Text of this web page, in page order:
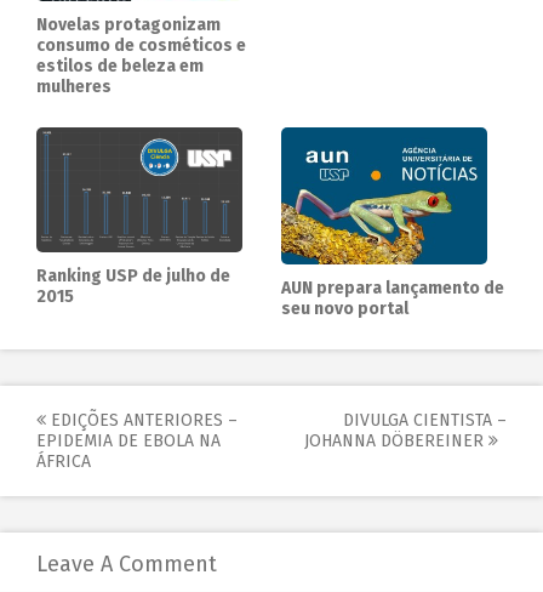
Novelas protagonizam
consumo de cosméticos e
estilos de beleza em
mulheres
Ranking USP de julho de
2015
AUN prepara lançamento de
seu novo portal
EDIÇÕES ANTERIORES –
EPIDEMIA DE EBOLA NA
ÁFRICA
DIVULGA CIENTISTA –
JOHANNA DÖBEREINER
Leave A Comment